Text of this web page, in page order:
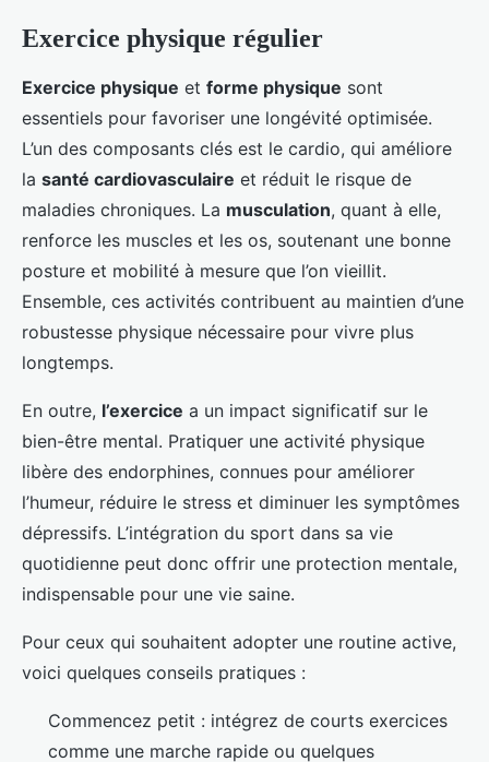
Exercice physique régulier
Exercice physique et forme physique sont
essentiels pour favoriser une longévité optimisée.
L’un des composants clés est le cardio, qui améliore
la santé cardiovasculaire et réduit le risque de
maladies chroniques. La musculation, quant à elle,
renforce les muscles et les os, soutenant une bonne
posture et mobilité à mesure que l’on vieillit.
Ensemble, ces activités contribuent au maintien d’une
robustesse physique nécessaire pour vivre plus
longtemps.
En outre, l’exercice a un impact significatif sur le
bien-être mental. Pratiquer une activité physique
libère des endorphines, connues pour améliorer
l’humeur, réduire le stress et diminuer les symptômes
dépressifs. L’intégration du sport dans sa vie
quotidienne peut donc offrir une protection mentale,
indispensable pour une vie saine.
Pour ceux qui souhaitent adopter une routine active,
voici quelques conseils pratiques :
Commencez petit : intégrez de courts exercices
comme une marche rapide ou quelques